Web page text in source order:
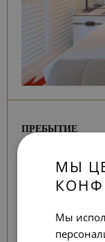
поездки
ПРЕБЫТИЕ
СПАЛЬНИ
МЫ
Мы